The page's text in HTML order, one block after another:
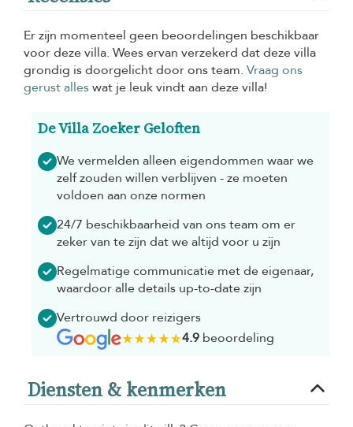
Er zijn momenteel geen beoordelingen beschikbaar
voor deze villa. Wees ervan verzekerd dat deze villa
grondig is doorgelicht door ons team. Vraag ons
gerust alleswat je leuk vindt aan deze villa!
De Villa Zoeker Geloften
We vermelden alleen eigendommen waar we
zelf zouden willen verblijven - ze moeten
voldoen aan onze normen
24/7 beschikbaarheid van ons team om er
zeker van te zijn dat we altijd voor u zijn
Regelmatige communicatie met de eigenaar,
waardoor alle details up-to-date zijn
Vertrouwd door reizigers
4.9beoordeling
Diensten & kenmerken